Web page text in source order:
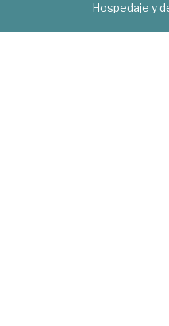
Hospedaje y